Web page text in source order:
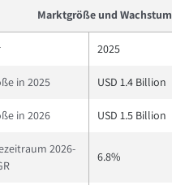
Marktgröße und Wachstum
2025
in 2025 USD 1.4 Billion
in 2026 USD 1.5 Billion
2026-
6.8%